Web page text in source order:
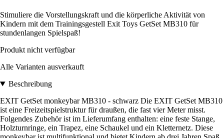
Stimuliere die Vorstellungskraft und die körperliche Aktivität von
Kindern mit dem Trainingsgestell Exit Toys GetSet MB310 für
stundenlangen Spielspaß!
Produkt nicht verfügbar
Alle Varianten ausverkauft
Beschreibung
EXIT GetSet monkeybar MB310 - schwarz Die EXIT GetSet MB310
ist eine Freizeitspielstruktur für draußen, die fast vier Meter misst.
Folgendes Zubehör ist im Lieferumfang enthalten: eine feste Stange,
Holzturnringe, ein Trapez, eine Schaukel und ein Kletternetz. Diese